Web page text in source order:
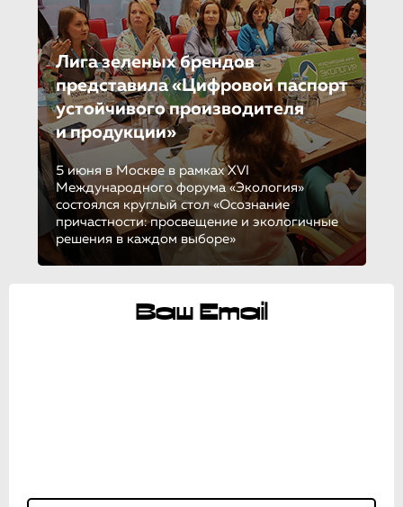
Лига зеленых брендов
представила «Цифровой паспорт
устойчивого производителя
и продукции»
5 июня в Москве в рамках XVI
Международного форума «Экология»
состоялся круглый стол «Осознание
причастности: просвещение и экологичные
решения в каждом выборе»
Ваш Email